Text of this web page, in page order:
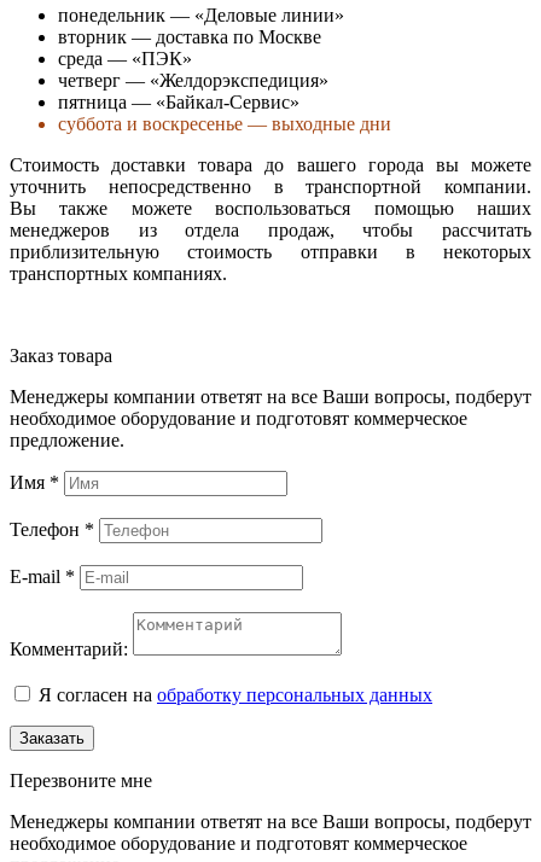
понедельник — «Деловые линии»
вторник — доставка по Москве
среда — «ПЭК»
четверг — «Желдорэкспедиция»
пятница — «Байкал-Сервис»
суббота и воскресенье — выходные дни
Стоимость доставки товара до вашего города вы можете
уточнить непосредственно в транспортной компании.
Вы также можете воспользоваться помощью наших
менеджеров из отдела продаж, чтобы рассчитать
приблизительную стоимость отправки в некоторых
транспортных компаниях.
Заказ товара
Менеджеры компании ответят на все Ваши вопросы, подберут
необходимое оборудование и подготовят коммерческое
предложение.
Имя *
Телефон *
E-mail *
Комментарий:
Я согласен на обработку персональных данных
Заказать
Перезвоните мне
Менеджеры компании ответят на все Ваши вопросы, подберут
необходимое оборудование и подготовят коммерческое